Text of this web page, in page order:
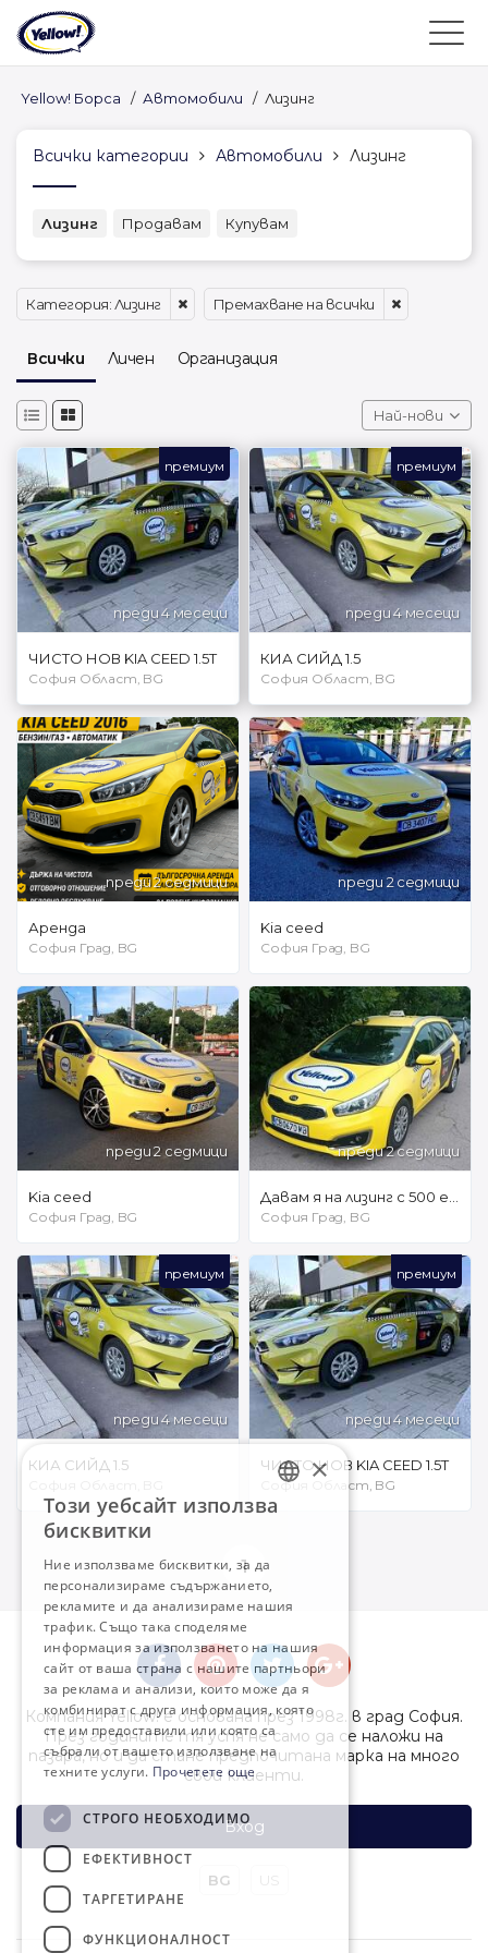
Yellow! Борса / Автомобили / Лизинг
Всички категории Автомобили Лизинг
Лизинг Продавам Купувам
Категория: Лизинг Премахване на всички
Всички Личен Организация
Най-нови
премиум
преди 4 месеци
ЧИСТО НОВ KIA CEED 1.5T
София Област, BG
премиум
преди 4 месеци
КИА СИЙД 1.5
София Област, BG
преди 2 седмици
Аренда
София Град, BG
преди 2 седмици
Kia ceed
София Град, BG
преди 2 седмици
Kia ceed
София Град, BG
преди 2 седмици
София Град, BG
премиум
преди 4 месеци
КИА СИЙД 1.5
премиум
преди 4 месеци
ЧИСТО НОВ KIA CEED 1.5T
София Област, BG
1
Компания Yellow! е основана през 1998г. в град София.
През годините тя успя не само да се наложи на
пазара, но и да стане предпочитана марка на много
свои клиенти.
Вход
BG
BULGARIAN
×
Този уебсайт използва
бисквитки
Ние използваме бисквитки, за да
персонализираме съдържанието,
рекламите и да анализираме нашия
трафик. Също така споделяме
информация за използването на нашия
сайт от ваша страна с нашите партньори
за реклама и анализи, които може да я
комбинират с друга информация, която
сте им предоставили или която са
събрали от вашето използване на
техните услуги. Прочетете още
СТРОГО НЕОБХОДИМО
ЕФЕКТИВНОСТ
ТАРГЕТИРАНЕ
ФУНКЦИОНАЛНОСТ